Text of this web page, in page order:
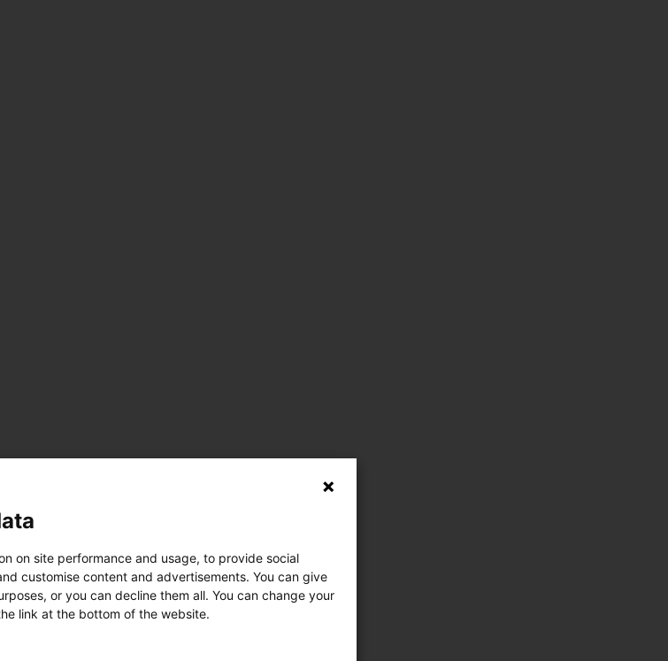
on site performance and usage, to provide social
customise content and advertisements. You can give
or you can decline them all. You can change your
link at the bottom of the website.